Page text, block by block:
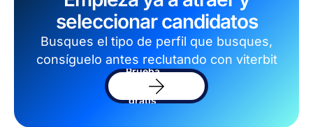
seleccionar candidatos
Busques el tipo de perfil que busques,
consíguelo antes reclutando con viterbit
Prueba
software
gratis